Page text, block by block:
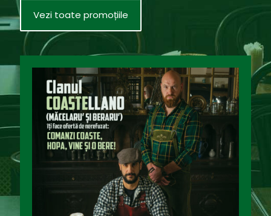
Vezi toate promoțiile